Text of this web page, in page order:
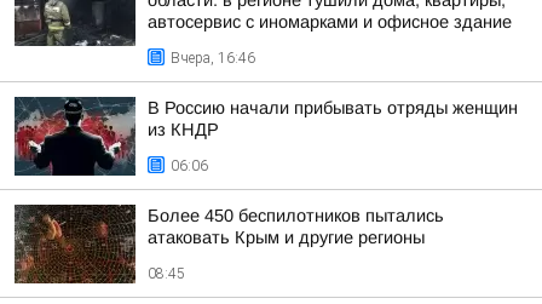
автосервис с иномарками и офисное здание
Вчера, 16:46
В Россию начали прибывать отряды женщин
из КНДР
06:06
Более 450 беспилотников пытались
атаковать Крым и другие регионы
08:45